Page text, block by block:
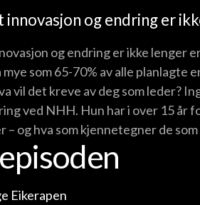
innovasjon og endring er
og endring er ikke lenger
mye som 65-70% av alle planlagte
vil det kreve av deg som leder?
ved NHH. Hun har i over 15 år
– og hva som kjennetegner de
Eikerapen